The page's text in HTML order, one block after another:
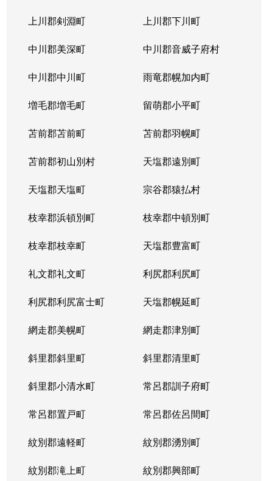
上川郡剣淵町 上川郡下川町
中川郡美深町 中川郡音威子府村
中川郡中川町 雨竜郡幌加内町
増毛郡増毛町 留萌郡小平町
苫前郡苫前町 苫前郡羽幌町
苫前郡初山別村 天塩郡遠別町
天塩郡天塩町 宗谷郡猿払村
枝幸郡浜頓別町 枝幸郡中頓別町
枝幸郡枝幸町 天塩郡豊富町
礼文郡礼文町 利尻郡利尻町
利尻郡利尻富士町 天塩郡幌延町
網走郡美幌町 網走郡津別町
斜里郡斜里町 斜里郡清里町
斜里郡小清水町 常呂郡訓子府町
常呂郡置戸町 常呂郡佐呂間町
紋別郡遠軽町 紋別郡湧別町
紋別郡滝上町 紋別郡興部町